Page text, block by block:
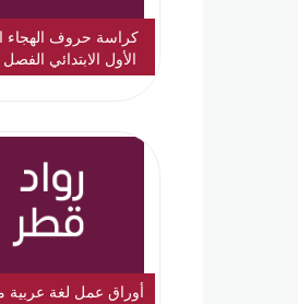
كراسة حروف الهجاء
الأول الابتدائي الفصل
أوراق عمل لغة